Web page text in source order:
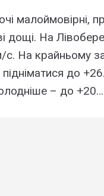
малоймовірні,
дощі. На
На крайньому
до
– до